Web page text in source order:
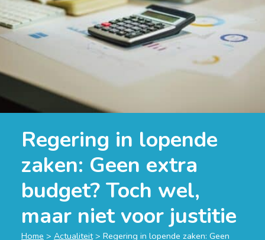
Regering in lopende
zaken: Geen extra
budget? Toch wel,
maar niet voor justitie
Home > Actualiteit> Regering in lopende zaken: Geen